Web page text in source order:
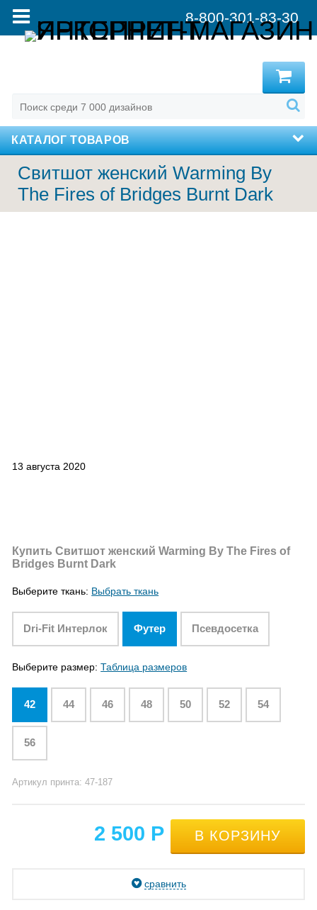
8-800-301-83-30
КАТАЛОГ ТОВАРОВ
Свитшот женский Warming By
The Fires of Bridges Burnt Dark
13 августа 2020
Купить Свитшот женский Warming By The Fires of
Bridges Burnt Dark
Выберите ткань: Выбрать ткань
Dri-Fit Интерлок Футер Псевдосетка
Выберите размер:Таблица размеров
42 44 46 48 50 52 54
56
Артикул принта: 47-187
2 500 Р
сравнить